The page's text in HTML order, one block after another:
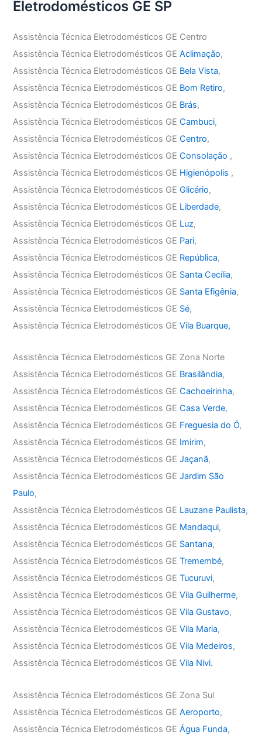
Eletrodomésticos GE SP
Assistência Técnica Eletrodomésticos GE Centro
Assistência Técnica Eletrodomésticos GEAclimação,
Assistência Técnica Eletrodomésticos GE Bela Vista,
Assistência Técnica Eletrodomésticos GE Bom Retiro,
Assistência Técnica Eletrodomésticos GE Brás,
Assistência Técnica Eletrodomésticos GECambuci,
Assistência Técnica Eletrodomésticos GECentro,
Assistência Técnica Eletrodomésticos GEConsolação ,
Assistência Técnica Eletrodomésticos GE Higienópolis ,
Assistência Técnica Eletrodomésticos GEGlicério,
Assistência Técnica Eletrodomésticos GE Liberdade,
Assistência Técnica Eletrodomésticos GE Luz,
Assistência Técnica Eletrodomésticos GE Pari,
Assistência Técnica Eletrodomésticos GE República,
Assistência Técnica Eletrodomésticos GE Santa Cecília,
Assistência Técnica Eletrodomésticos GE Santa Efigênia,
Assistência Técnica Eletrodomésticos GE Sé,
Assistência Técnica Eletrodomésticos GEVila Buarque,
Assistência Técnica Eletrodomésticos GE Zona Norte
Assistência Técnica Eletrodomésticos GE Brasilândia,
Assistência Técnica Eletrodomésticos GECachoeirinha,
Assistência Técnica Eletrodomésticos GECasa Verde,
Assistência Técnica Eletrodomésticos GE Freguesia do Ó,
Assistência Técnica Eletrodomésticos GE Imirim,
Assistência Técnica Eletrodomésticos GEJaçanã,
Assistência Técnica Eletrodomésticos GEJardim São
Paulo,
Assistência Técnica Eletrodomésticos GE Lauzane Paulista,
Assistência Técnica Eletrodomésticos GE Mandaqui,
Assistência Técnica Eletrodomésticos GE Santana,
Assistência Técnica Eletrodomésticos GETremembé,
Assistência Técnica Eletrodomésticos GETucuruvi,
Assistência Técnica Eletrodomésticos GEVila Guilherme,
Assistência Técnica Eletrodomésticos GEVila Gustavo,
Assistência Técnica Eletrodomésticos GEVila Maria,
Assistência Técnica Eletrodomésticos GEVila Medeiros,
Assistência Técnica Eletrodomésticos GEVila Nivi.
Assistência Técnica Eletrodomésticos GE Zona Sul
Assistência Técnica Eletrodomésticos GEAeroporto,
Assistência Técnica Eletrodomésticos GEÁgua Funda,